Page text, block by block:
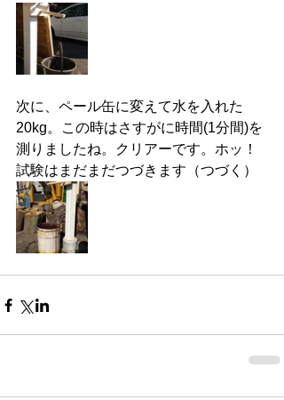
次に、ペール缶に変えて水を入れた
20kg。この時はさすがに時間(1分間)を
測りましたね。クリアーです。ホッ！
試験はまだまだつづきます（つづく）